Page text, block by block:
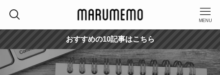
MENU
おすすめの10記事はこちら